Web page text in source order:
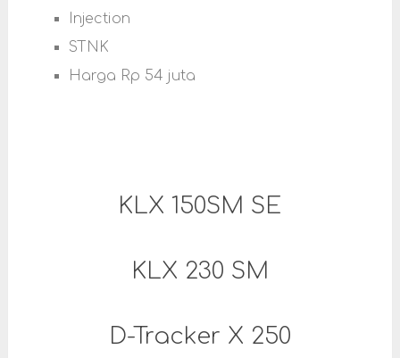
Injection
STNK
Harga Rp 54 juta
KLX 150SM SE
KLX 230 SM
D-Tracker X 250